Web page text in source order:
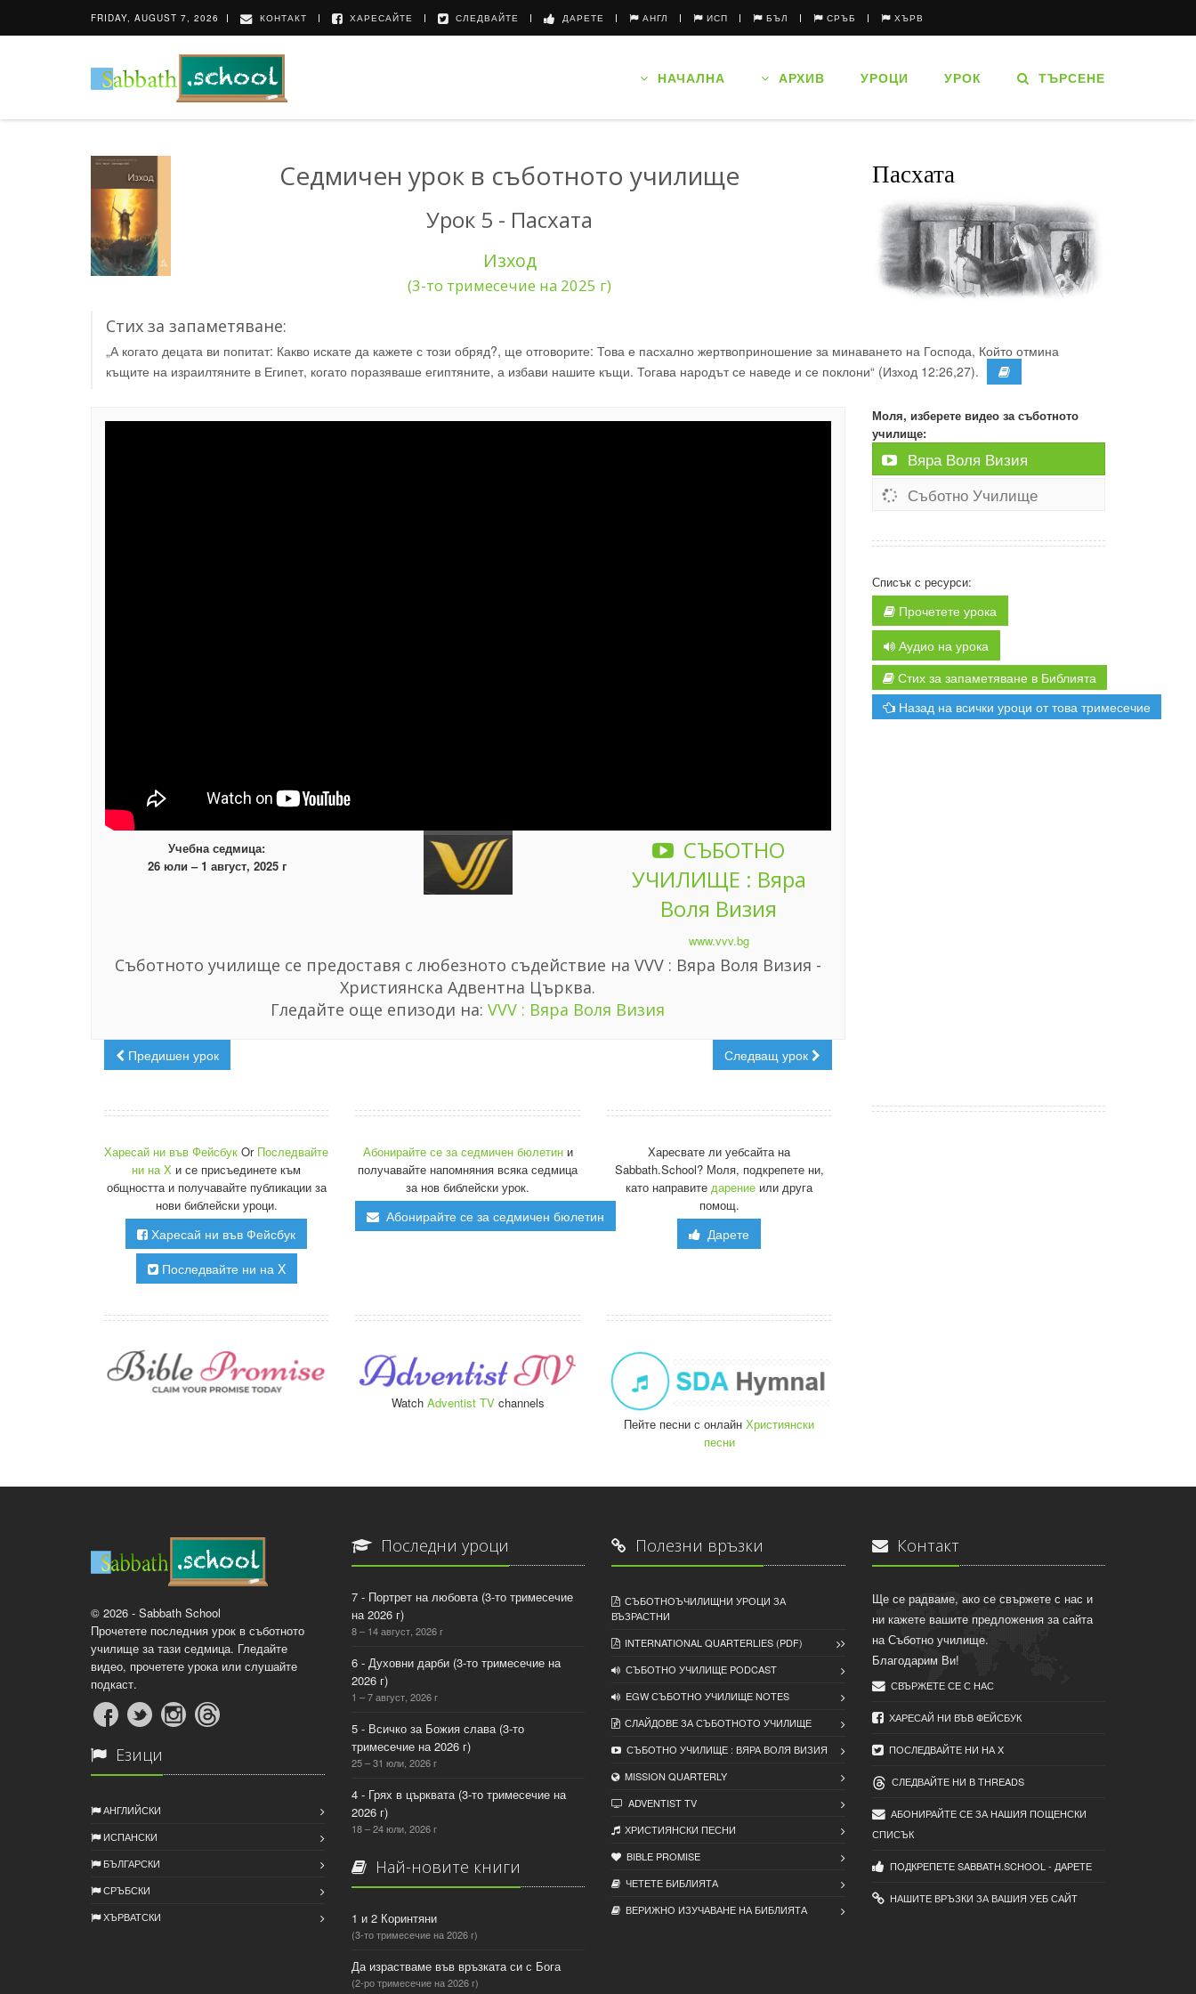
FRIDAY, AUGUST 7, 2026 КОНТАКТ ХАРЕСАЙТЕ СЛЕДВАЙТЕ ДАРЕТЕ АНГЛ ИСП БЪЛ СРЪБ ХЪРВ
НАЧАЛНА АРХИВ УРОЦИ УРОК ТЪРСЕНЕ
Седмичен урок в съботното училище
Урок 5 - Пасхата
Изход
(3-то тримесечие на 2025 г)
Пасхата
Стих за запаметяване:
„А когато децата ви попитат: Какво искате да кажете с този обряд?, ще отговорите: Това е пасхално жертвоприношение за минаването на Господа, Който отмина
къщите на израилтяните в Египет, когато поразяваше египтяните, а избави нашите къщи. Тогава народът се наведе и се поклони“ (Изход 12:26,27).
Учебна седмица:
26 юли – 1 август, 2025 г
СЪБОТНО
УЧИЛИЩЕ : Вяра
Воля Визия
www.vvv.bg
Съботното училище се предоставя с любезното съдействие на VVV : Вяра Воля Визия -
Християнска Адвентна Църква.
Гледайте още епизоди на:VVV : Вяра Воля Визия
Предишен урок Следващ урок
Моля, изберете видео за съботното
училище:
Вяра Воля Визия
Съботно Училище
Списък с ресурси:
Прочетете урока
Аудио на урока
Стих за запаметяване в Библията
Назад на всички уроци от това тримесечие
Харесай ни във ФейсбукOr Последвайте
ни на X и се присъединете към
общността и получавайте публикации за
нови библейски уроци.
Харесай ни във Фейсбук
Последвайте ни на X
Абонирайте се за седмичен бюлетини
получавайте напомняния всяка седмица
за нов библейски урок.
Абонирайте се за седмичен бюлетин
Харесвате ли уебсайта на
Sabbath.School? Моля, подкрепете ни,
като направите дарение или друга
помощ.
Дарете
Watch Adventist TVchannels
Пейте песни с онлайнХристиянски
песни
© 2026 - Sabbath School
Прочетете последния урок в съботното
училище за тази седмица. Гледайте
видео, прочетете урока или слушайте
подкаст.
Езици
АНГЛИЙСКИ
ИСПАНСКИ
БЪЛГАРСКИ
СРЪБСКИ
ХЪРВАТСКИ
Последни уроци
7 - Портрет на любовта (3-то тримесечие
на 2026 г)
8 – 14 август, 2026 г
6 - Духовни дарби (3-то тримесечие на
2026 г)
1 – 7 август, 2026 г
5 - Всичко за Божия слава (3-то
тримесечие на 2026 г)
25 – 31 юли, 2026 г
4 - Грях в църквата (3-то тримесечие на
2026 г)
18 – 24 юли, 2026 г
Най-новите книги
1 и 2 Коринтяни
(3-то тримесечие на 2026 г)
Да израстваме във връзката си с Бога
(2-ро тримесечие на 2026 г)
Полезни връзки
СЪБОТНОЪЧИЛИЩНИ УРОЦИ ЗА
ВЪЗРАСТНИ
INTERNATIONAL QUARTERLIES (PDF)
СЪБОТНО УЧИЛИЩЕ PODCAST
EGW СЪБОТНО УЧИЛИЩЕ NOTES
СЛАЙДОВЕ ЗА СЪБОТНОТО УЧИЛИЩЕ
СЪБОТНО УЧИЛИЩЕ : ВЯРА ВОЛЯ ВИЗИЯ
MISSION QUARTERLY
ADVENTIST TV
ХРИСТИЯНСКИ ПЕСНИ
BIBLE PROMISE
ЧЕТЕТЕ БИБЛИЯТА
ВЕРИЖНО ИЗУЧАВАНЕ НА БИБЛИЯТА
Контакт
Ще се радваме, ако се свържете с нас и
ни кажете вашите предложения за сайта
на Съботно училище.
Благодарим Ви!
СВЪРЖЕТЕ СЕ С НАС
ХАРЕСАЙ НИ ВЪВ ФЕЙСБУК
ПОСЛЕДВАЙТЕ НИ НА X
СЛЕДВАЙТЕ НИ В THREADS
АБОНИРАЙТЕ СЕ ЗА НАШИЯ ПОЩЕНСКИ
СПИСЪК
ПОДКРЕПЕТЕ SABBATH.SCHOOL - ДАРЕТЕ
НАШИТЕ ВРЪЗКИ ЗА ВАШИЯ УЕБ САЙТ